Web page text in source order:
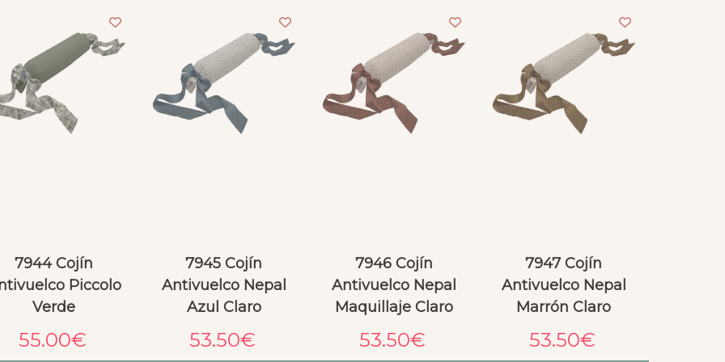
7944 Cojín
Piccolo
Verde
55.00€
7945 Cojín
Antivuelco Nepal
Azul Claro
53.50€
7946 Cojín
Antivuelco Nepal
Maquillaje Claro
53.50€
7947 Cojín
Antivuelco Nepal
Marrón Claro
53.50€